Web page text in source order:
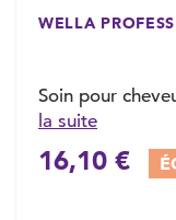
WELLA
Soin pour
la suite
16,10 €